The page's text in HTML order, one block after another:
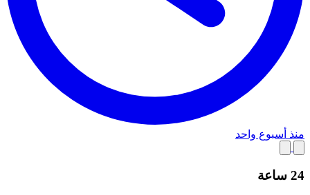
منذ أسبوع واحد
24 ساعة